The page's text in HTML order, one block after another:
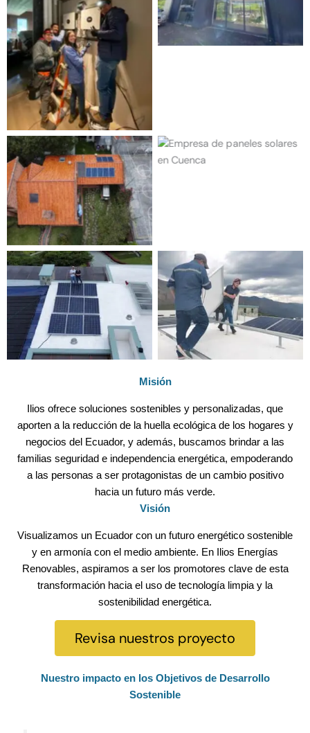
Inversores y baterías
Proyecto FG
Instalación paneles
Proyecto YP Instalación paneles
Misión
Ilios ofrece soluciones sostenibles y personalizadas, que
aporten a la reducción de la huella ecológica de los hogares y
negocios del Ecuador, y además, buscamos brindar a las
familias seguridad e independencia energética, empoderando
a las personas a ser protagonistas de un cambio positivo
hacia un futuro más verde.
Visión
Visualizamos un Ecuador con un futuro energético sostenible
y en armonía con el medio ambiente. En Ilios Energías
Renovables, aspiramos a ser los promotores clave de esta
transformación hacia el uso de tecnología limpia y la
sostenibilidad energética.
Revisa nuestros proyecto
Nuestro impacto en los Objetivos de Desarrollo
Sostenible